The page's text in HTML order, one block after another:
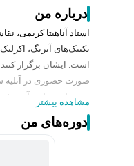
درباره من
استاد آناهیتا کریمی،
تکنیک‌های آبرنگ،
است. ایشان برگزار
صورت حضوری در آتلیه
دوره‌های مجازی
سابقه شرکت در
برگزاری نمایشگاه
مشاهده بیشتر
دوره‌های من